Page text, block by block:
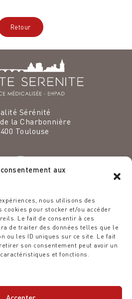
aux
nous utilisons des
pour stocker et/ou accéder
Le fait de consentir à ces
de traiter des données telles que le
ou les ID uniques sur ce site. Le fait
son consentement peut avoir un
et fonctions.
Retour
Sérénité
la Charbonnière
Toulouse
NOUS
recrutement
dans les assiettes
ESG
-